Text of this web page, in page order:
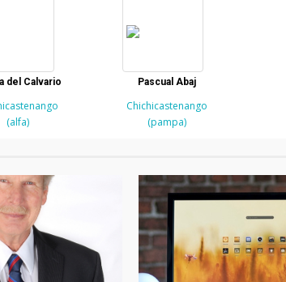
del Calvario
(alfa)
Pascual Abaj
Chichicastenango
(pampa)